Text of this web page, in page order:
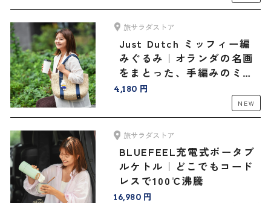
旅サラダストア
Just Dutch ミッフィー編
みぐるみ｜オランダの名画
をまとった、手編みのミッ
フィーと旅へ
4,180 円
NEW
旅サラダストア
BLUEFEEL充電式ポータブ
ルケトル｜どこでもコード
レスで100℃沸騰
16,980 円